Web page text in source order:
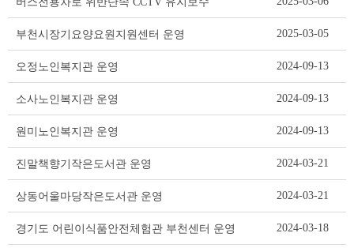
리
무
탁
스
트
테
이
블
부천시장기요양요원지원센터 운영 2025-03-05
오정노인복지관 운영 2024-09-13
소사노인복지관 운영 2024-09-13
원미노인복지관 운영 2024-09-13
진말책향기작은도서관 운영 2024-03-21
상동어울마당작은도서관 운영 2024-03-21
경기도 어린이식품안전체험관 부천센터 운영 2024-03-18